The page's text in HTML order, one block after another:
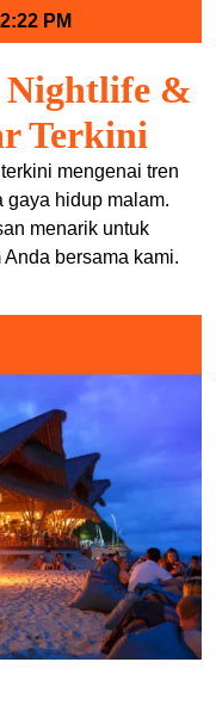
PM
Nightlife &
Terkini
mengenai tren
gaya hidup malam.
menarik untuk
bersama kami.